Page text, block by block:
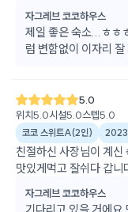
자그레브 코코하우스
제일 좋은 숙소...ㅎㅎ
럼 변함없이 이자리
5.0
위치5.0시설5.0스텝5.0
코코 스위트A(2인)
친절하신 사장님이 계
맛있게먹고 잘쉬다 갑
자그레브 코코하우스